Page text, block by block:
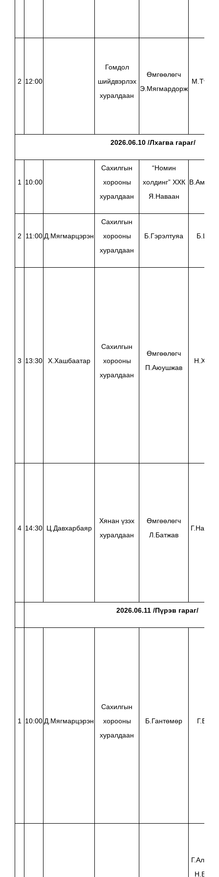
2 12:00
Гомдол
шийдвэрлэх
хуралдаан
Өмгөөлөгч
Э.Мягмардорж
2026.06.10 /Лхагва гараг/
1 10:00
Сахилгын
хорооны
хуралдаан
“Номин
холдинг” ХХК
Я.Наваан
2 11:00 Д.Мягмарцэрэн
Сахилгын
хорооны
хуралдаан
Б.Гэрэлтуяа
3 13:30 Х.Хашбаатар
Сахилгын
хорооны
хуралдаан
Өмгөөлөгч
П.Аюушжав
4 14:30 Ц.Давхарбаяр
Хянан үзэх
хуралдаан
Өмгөөлөгч
Л.Батжав
2026.06.11 /Пүрэв гараг/
1 10:00 Д.Мягмарцэрэн
Сахилгын
хорооны
хуралдаан
Б.Гантөмөр